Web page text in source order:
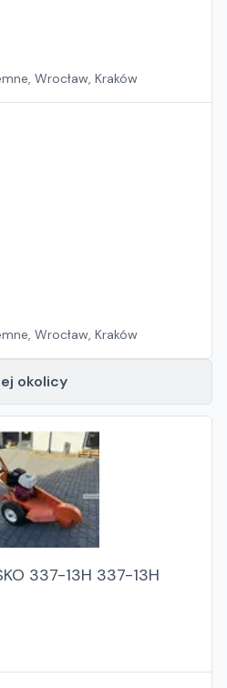
Wrocław, Kraków
Wrocław, Kraków
okolicy
337-13H 337-13H